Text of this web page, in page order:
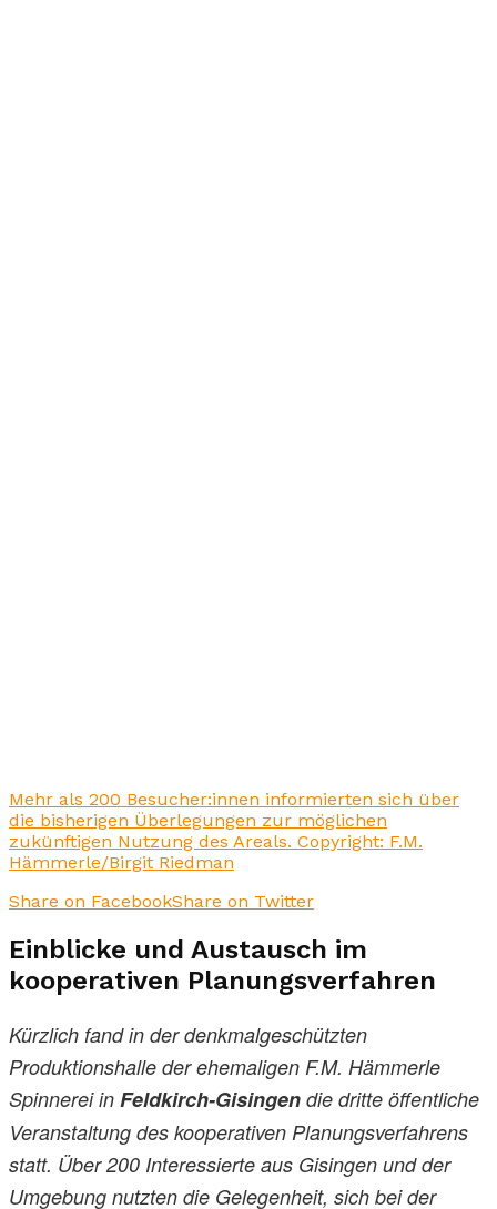
Mehr als 200 Besucher:innen informierten sich über
die bisherigen Überlegungen zur möglichen
zukünftigen Nutzung des Areals. Copyright: F.M.
Hämmerle/Birgit Riedman
Share on FacebookShare on Twitter
Einblicke und Austausch im
kooperativen Planungsverfahren
Kürzlich fand in der denkmalgeschützten
Produktionshalle der ehemaligen F.M. Hämmerle
Spinnerei in Feldkirch-Gisingen die dritte öffentliche
Veranstaltung des kooperativen Planungsverfahrens
statt. Über 200 Interessierte aus Gisingen und der
Umgebung nutzten die Gelegenheit, sich bei der